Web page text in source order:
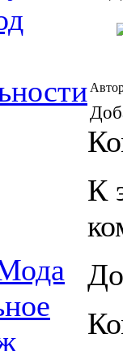
К